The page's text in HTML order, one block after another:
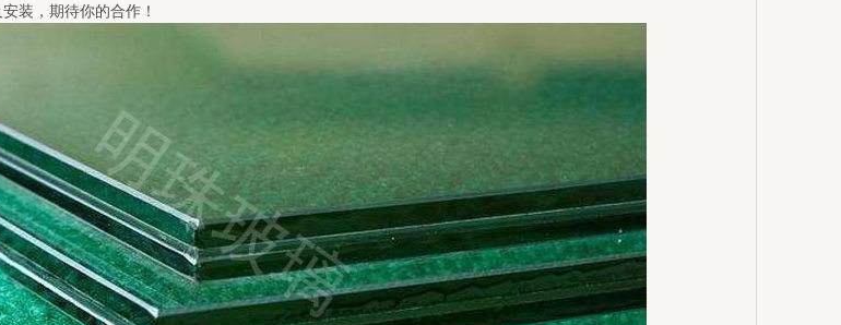
装，期待你的合作！